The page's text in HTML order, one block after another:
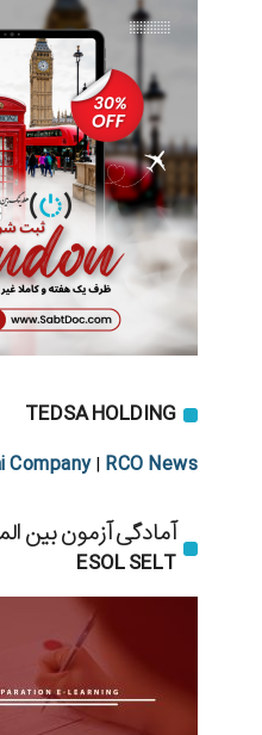
TEDSA HOLDING
Company| RCO News
آمادگی آزمون بین
ESOL SELT